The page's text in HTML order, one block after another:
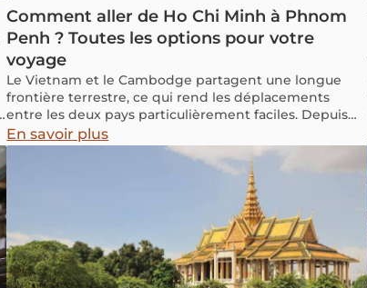
Comment aller de Ho Chi Minh à Phnom
Penh ? Toutes les options pour votre
voyage
Le Vietnam et le Cambodge partagent une longue
frontière terrestre, ce qui rend les déplacements
entre les deux pays particulièrement faciles. Depuis
Ho Chi Minh Ville, la plus grande ville du Vietnam, il est
simple de rejoindre Phnom Penh, la capitale
cambodgienne, soit par voie terrestre, soit par vol
direct. Le trajet est rapide, accessible et adapté à
différents styles de voyage, qu’il s’agisse de tourisme,
de travail ou de transit régional. Dans cet article, vous
trouverez toutes les informations essentielles pour
organiser votre itinéraire : les compagnies de
transport fiables, les postes-frontières les plus utilisés,
En savoir plus